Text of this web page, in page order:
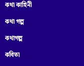
কথা কাহিনী
কথা গল্প
কথাগল্প
কবিতা